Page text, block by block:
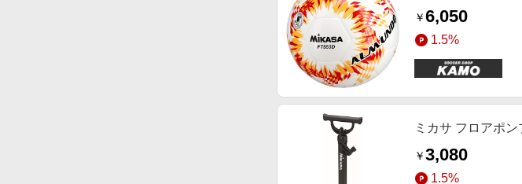
￥6,050
1.5%
ミカサ フロアポ
￥3,080
1.5%